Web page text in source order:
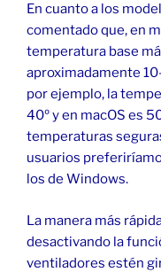
En cuanto a los
comentado que, en
temperatura base
aproximadamente
por ejemplo, la
40º y en macOS es
temperaturas
usuarios
los de Windows.
La manera más
desactivando la
ventiladores estén